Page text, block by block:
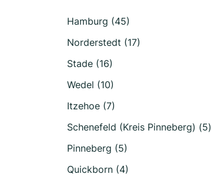
Hamburg (45)
Norderstedt (17)
Stade (16)
Wedel (10)
Itzehoe (7)
Schenefeld (Kreis Pinneberg) (5)
Pinneberg (5)
Quickborn (4)